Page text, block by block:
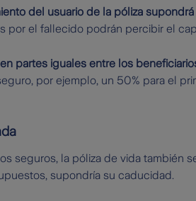
del usuario de la póliza
por el fallecido podrán percibir el
partes iguales entre los
por ejemplo, un 50% para el
seguros, la póliza de vida también
supondría su caducidad.